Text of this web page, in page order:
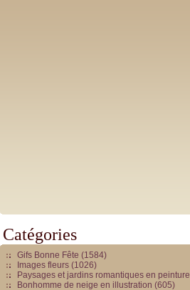
Catégories
Gifs Bonne Fête (1584)
Images fleurs (1026)
Paysages et jardins romantiques en peinture
Bonhomme de neige en illustration (605)